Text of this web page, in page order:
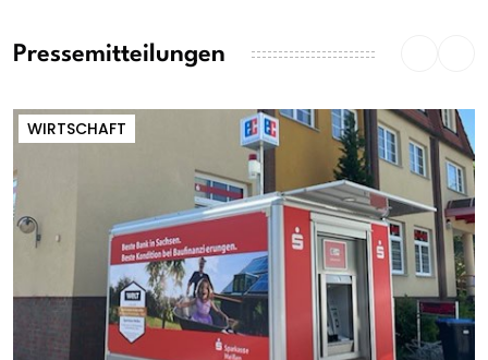
Pressemitteilungen
WIRTSCHAFT